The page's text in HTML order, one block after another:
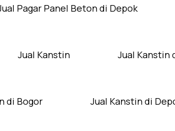
Pagar Panel Beton di Depok
Jual Kanstin Jual Kanstin
di Bogor Jual Kanstin di